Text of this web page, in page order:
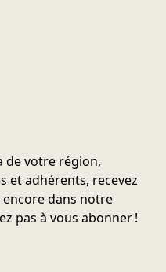
de votre région,
et adhérents, recevez
dans notre
pas à vous abonner !